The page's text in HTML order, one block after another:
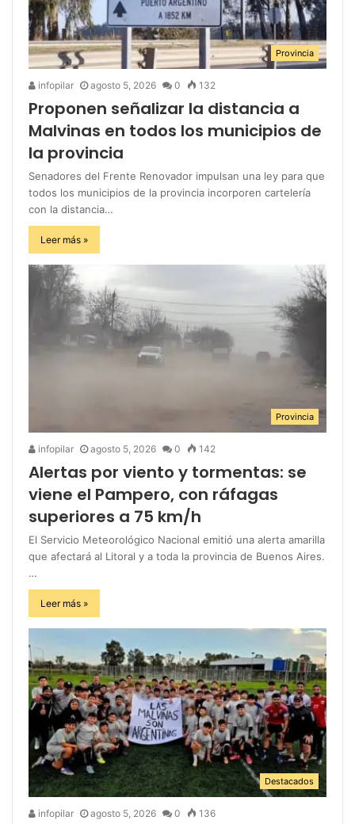
Provincia
infopilar agosto 5, 2026 0 132
Proponen señalizar la distancia a
Malvinas en todos los municipios de
la provincia
Senadores del Frente Renovador impulsan una ley para que
todos los municipios de la provincia incorporen cartelería
con la distancia…
Leer más »
Provincia
infopilar agosto 5, 2026 0 142
Alertas por viento y tormentas: se
viene el Pampero, con ráfagas
superiores a 75 km/h
El Servicio Meteorológico Nacional emitió una alerta amarilla
que afectará al Litoral y a toda la provincia de Buenos Aires.
…
Leer más »
Destacados
infopilar agosto 5, 2026 0 136